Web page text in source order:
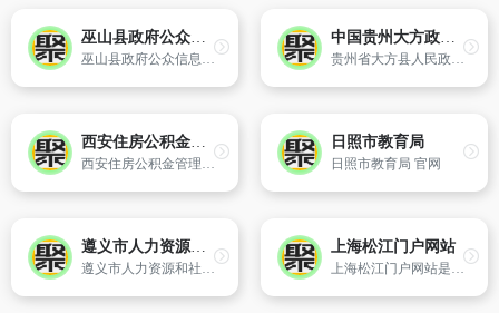
巫山县政府公众信息网
巫山县政府公众信息网是巫山县政府部门对外宣传、招商引资、发布政务信息提供公共服务的重要窗口。网站汇集了巫山县的政务、经济、投资、生活、服务等内容。
中国贵州大方政务门户网站
贵州省大方县人民政府?网站
西安住房公积金管理中心
西安住房公积金管理中心于2003年5月28日正式挂牌成立,是根据国务院《住房公积金管理条例》和建设部等九部委《关于住房公积金管理机构调整工作的实施意见》(建房改[2002]150号)及《陕西省人民政府关于西安市住房公积金管理机构调整工作实施方案的批复》（陕政函[2002]266号）的有关精神,经市委、市政府批准,西安
日照市教育局
日照市教育局 官网
遵义市人力资源和社会保障局
遵义市人力资源和社会保障局 官网
上海松江门户网站
上海松江门户网站是松江区政府部门面向社会的统一平台,是宣传松江、展示松江对外形象的主要窗口,是政府信息公开、网上办事和政民互动的综合性服务平台。